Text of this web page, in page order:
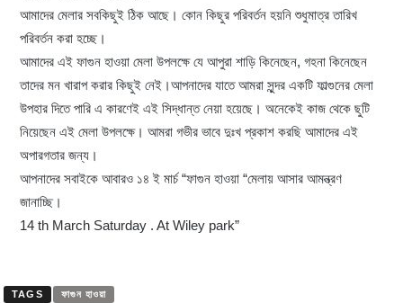
আমাদের মেলার সবকিছুই ঠিক আছে। কোন কিছুর পরিবর্তন হয়নি শুধুমাত্র তারিখ
পরিবর্তন করা হচ্ছে।
আমাদের এই ফাগুন হাওয়া মেলা উপলক্ষে যে আপুরা শাড়ি কিনেছেন, গহনা কিনেছেন
তাদের মন খারাপ করার কিছুই নেই।আপনাদের যাতে আমরা সুন্দর একটি ফাল্গুনের মেলা
উপহার দিতে পারি এ কারণেই এই সিদ্ধান্ত নেয়া হয়েছে। অনেকেই কাজ থেকে ছুটি
নিয়েছেন এই মেলা উপলক্ষে। আমরা গভীর ভাবে দুঃখ প্রকাশ করছি আমাদের এই
অপারগতার জন্য।
আপনাদের সবাইকে আবারও ১৪ ই মার্চ “ফাগুন হাওয়া “মেলায় আসার আমন্ত্রণ
জানাচ্ছি।
14 th March Saturday . At Wiley park”
TAGS ফাগুন হাওয়া